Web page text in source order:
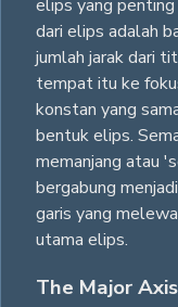
elips yang
dari elips adalah
jumlah jarak dari
tempat itu ke
konstan yang
bentuk elips.
memanjang atau
bergabung
garis yang
utama elips.
The Major